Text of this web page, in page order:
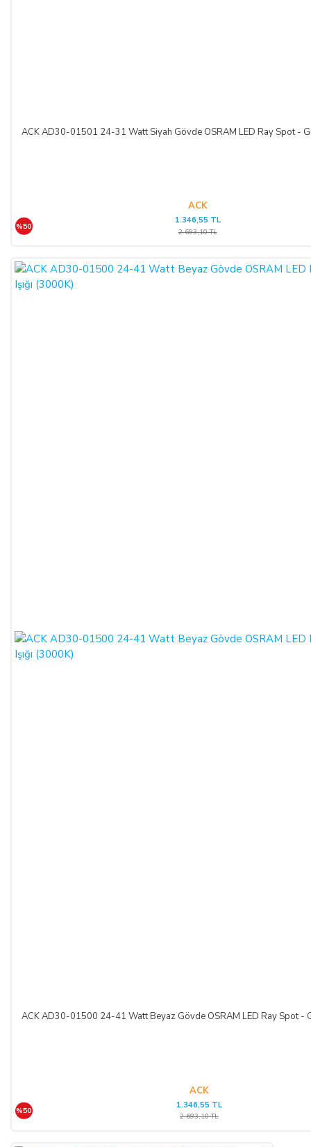
ACK AD30-01501 24-31 Watt Siyah Gövde OSRAM LED Ray Spot -
ACK
%50
1.346,55 TL
2.693,10 TL
ACK AD30-01500 24-41 Watt Beyaz Gövde OSRAM LED Ray Spot -
ACK
%50
1.346,55 TL
2.693,10 TL